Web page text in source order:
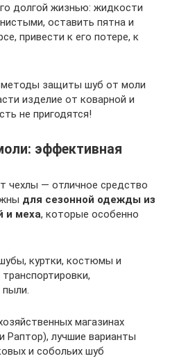
долгой жизнью: жидкости
оставить пятна и
привести к его потере, к
защиты шуб от моли
изделие от коварной и
не пригодятся!
эффективная
чехлы — отличное средство
для сезонной одежды из
и меха, которые особенно
куртки, костюмы и
магазинах
Раптор), лучшие варианты
и собольих шуб